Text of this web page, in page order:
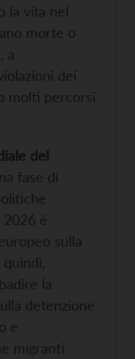
la vita nel
morte o
a
dei
molti percorsi
del
fase di
è
sulla
la
detenzione
e
migranti